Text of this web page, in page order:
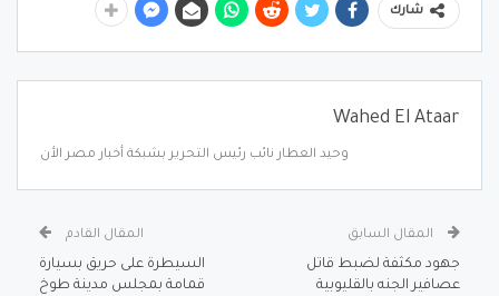
شارك
Wahed El Ataar
وحيد العطار نائب رئيس التحرير بشبكة أخبار مصر الأن
المقال السابق
جهود مكثفة لضبط قاتل
عصافير الجنه بالقليوبية
المقال القادم
السيطرة على حريق بسيارة
قمامة بمجلس مدينة طوخ